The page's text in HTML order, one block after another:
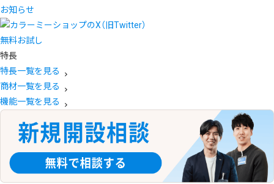
お知らせ
無料お試し
特長
特長一覧を見る
商材一覧を見る
機能一覧を見る